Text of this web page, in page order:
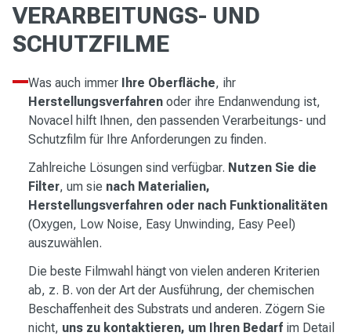
VERARBEITUNGS- UND
SCHUTZFILME
Was auch immer Ihre Oberfläche, ihr
Herstellungsverfahren oder ihre Endanwendung ist,
Novacel hilft Ihnen, den passenden Verarbeitungs- und
Schutzfilm für Ihre Anforderungen zu finden.
Zahlreiche Lösungen sind verfügbar. Nutzen Sie die
Filter, um sie nach Materialien,
Herstellungsverfahren oder nach Funktionalitäten
(Oxygen, Low Noise, Easy Unwinding, Easy Peel)
auszuwählen.
Die beste Filmwahl hängt von vielen anderen Kriterien
ab, z. B. von der Art der Ausführung, der chemischen
Beschaffenheit des Substrats und anderen. Zögern Sie
nicht, uns zu kontaktieren, um Ihren Bedarf im Detail